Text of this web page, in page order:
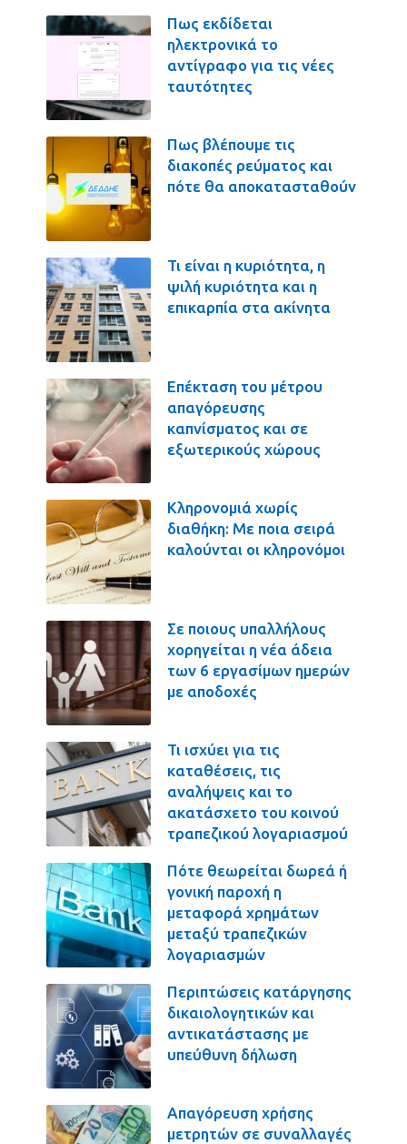
Πως εκδίδεται
ηλεκτρονικά το
αντίγραφο για τις νέες
ταυτότητες
Πως βλέπουμε τις
διακοπές ρεύματος και
πότε θα αποκατασταθούν
Τι είναι η κυριότητα, η
ψιλή κυριότητα και η
επικαρπία στα ακίνητα
Επέκταση του μέτρου
απαγόρευσης
καπνίσματος και σε
εξωτερικούς χώρους
Κληρονομιά χωρίς
διαθήκη: Με ποια σειρά
καλούνται οι κληρονόμοι
Σε ποιους υπαλλήλους
χορηγείται η νέα άδεια
των 6 εργασίμων ημερών
με αποδοχές
Τι ισχύει για τις
καταθέσεις, τις
αναλήψεις και το
ακατάσχετο του κοινού
τραπεζικού λογαριασμού
Πότε θεωρείται δωρεά ή
γονική παροχή η
μεταφορά χρημάτων
μεταξύ τραπεζικών
λογαριασμών
Περιπτώσεις κατάργησης
δικαιολογητικών και
αντικατάστασης με
υπεύθυνη δήλωση
Απαγόρευση χρήσης
μετρητών σε συναλλαγές